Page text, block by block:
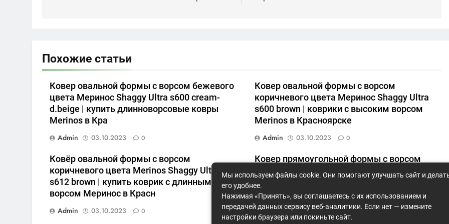
Похожие статьи
Ковер овальной формы с ворсом бежевого
цвета Меринос Shaggy Ultra s600 cream-
d.beige | купить длинноворсовые ковры
Merinos в Кра
Admin
03.10.2023 0
Ковер овальной формы с ворсом
коричневого цвета Меринос Shaggy Ultra
s600 brown | коврики с высоким ворсом
Merinos в Красноярске
Admin
03.10.2023 0
Ковёр овальной формы с ворсом
коричневого цвета Merinos Shaggy Ultra
s612 brown | купить коврик с длинным
ворсом Меринос в Красн
Admin
03.10.2023 0
Ковер прямоугольной формы с ворсом
синего цвета Меринос Shaggy Ultra s608
yellow-blue | купить длинноворсовые ковры
Merinos в Кр
Admin
03.10.2023 0
Мы используем файлы cookie. Они помогают улучшать сайт и
его удобнее.
Нажимая «Принять», вы соглашаетесь с их использованием и
передачей данных сервису веб-аналитики. Если нет — измените
настройки браузера или покиньте сайт.